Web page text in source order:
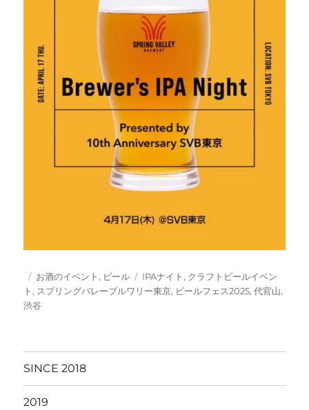
投
稿
日:
カ
テ
ゴ
お酒のイベント , ビール
タ
グ
IPAナイト , クラフトビールイベン
ト , スプリングバレーブルワリー東京, ビールフェス2025,代官山,
渋谷
SINCE 2018
2019